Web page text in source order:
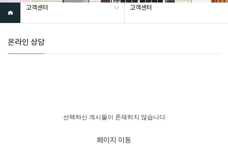
고객센터 고객센터
온라인 상담
선택하신 게시물이 존재하지 않습니다
페이지 이동